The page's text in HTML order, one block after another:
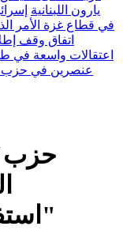
يارون اللبنانية
في قطاع غزة الأمر
اتفاق وقف
اعتقالات واسعة في
عنصرين في حزب
استفتاء"الدستور المصري"